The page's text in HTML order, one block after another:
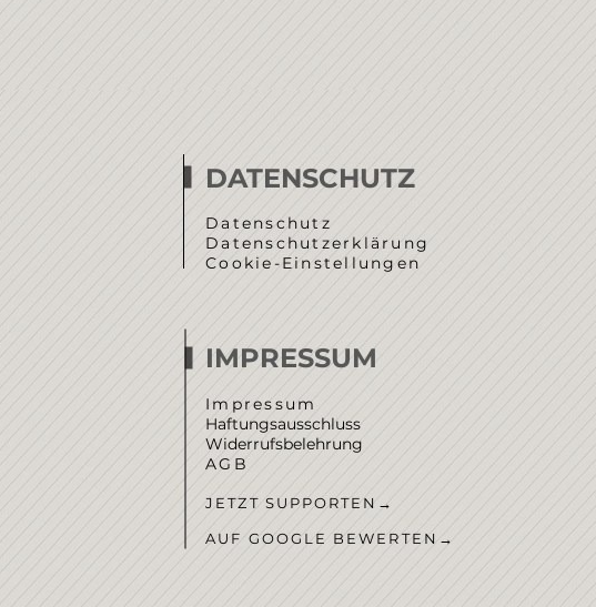
DATENSCHUTZ
Datenschutz
Datenschutzerklärung
Cookie-Einstellungen
IMPRESSUM
Impressum
Haftungsausschluss
Widerrufsbelehrung
AGB
JETZT SUPPORTEN →
AUF GOOGLE BEWERTEN →